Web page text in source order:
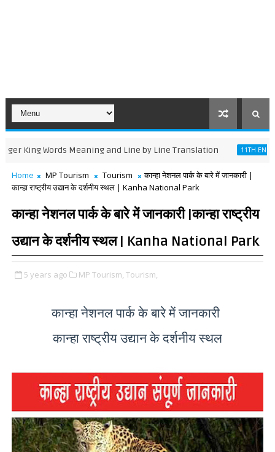
Words Meaning and Line by Line Translation 11TH ENGLISH
Home MP Tourism Tourism
कान्हा नेशनल पार्क के बारे में जानकारी |
कान्हा राष्ट्रीय उद्यान के दर्शनीय स्थल | Kanha National Park
कान्हा नेशनल पार्क के बारे में जानकारी |कान्हा राष्ट्रीय
उद्यान के दर्शनीय स्थल | Kanha National Park
5 years ago MP Tourism, Tourism,
कान्हा नेशनल पार्क के बारे में जानकारी
कान्हा राष्ट्रीय उद्यान के दर्शनीय स्थल